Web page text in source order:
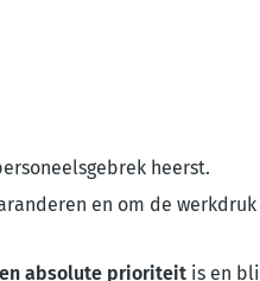
heerst.
en om de
absolute prioriteit is en